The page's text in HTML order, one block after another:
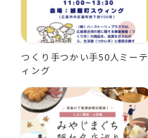
つくり手つかい手50人ミーテ
ィング